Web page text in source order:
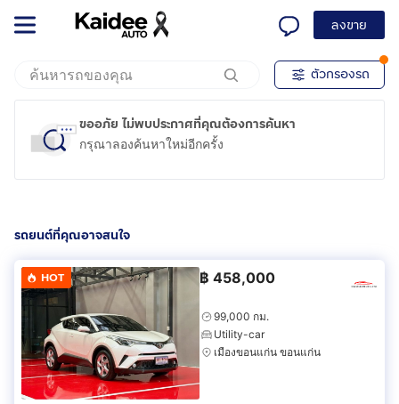
ลงขาย
ตัวกรองรถ
ขออภัย ไม่พบประกาศที่คุณต้องการค้นหา
กรุณาลองค้นหาใหม่อีกครั้ง
รถยนต์ที่คุณอาจสนใจ
HOT ฿ 458,000
99,000 กม.
Utility-car
เมืองขอนแก่น ขอนแก่น